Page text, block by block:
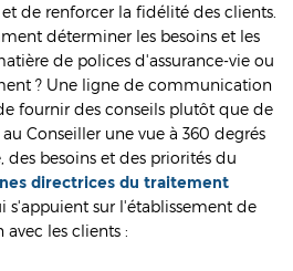
de renforcer la fidélité des clients.
déterminer les besoins et les
de polices d'assurance-vie ou
? Une ligne de communication
fournir des conseils plutôt que de
Conseiller une vue à 360 degrés
besoins et des priorités du
directrices du traitement
s'appuient sur l'établissement de
les clients :